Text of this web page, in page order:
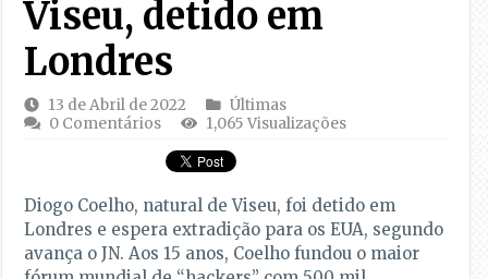
Viseu, detido em
Londres
13 de Abril de 2022
Últimas
0 Comentários
1,065 Visualizações
Diogo Coelho, natural de Viseu, foi detido em
Londres e espera extradição para os EUA, segundo
avança o JN. Aos 15 anos, Coelho fundou o maior